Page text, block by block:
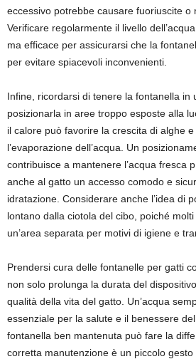
eccessivo potrebbe causare fuoriuscite o
Verificare regolarmente il livello
ma efficace per assicurarsi che la
per evitare spiacevoli inconvenienti.
Infine, ricordarsi di tenere la fontanella in
posizionarla in aree troppo esposte alla
il calore può favorire la crescita di alghe
l’evaporazione dell’acqua. Un
contribuisce a mantenere l’acqua fresca
anche al gatto un accesso comodo e
idratazione. Considerare anche l’idea di
lontano dalla ciotola del cibo, poiché
un’area separata per motivi di igiene e
Prendersi cura delle fontanelle per gatti
non solo prolunga la durata del
qualità della vita del gatto. Un’acqua
essenziale per la salute e il benessere
fontanella ben mantenuta può fare la
corretta manutenzione è un piccolo